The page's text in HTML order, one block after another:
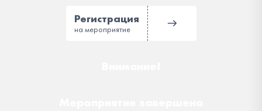
Регистрация
на мероприятие